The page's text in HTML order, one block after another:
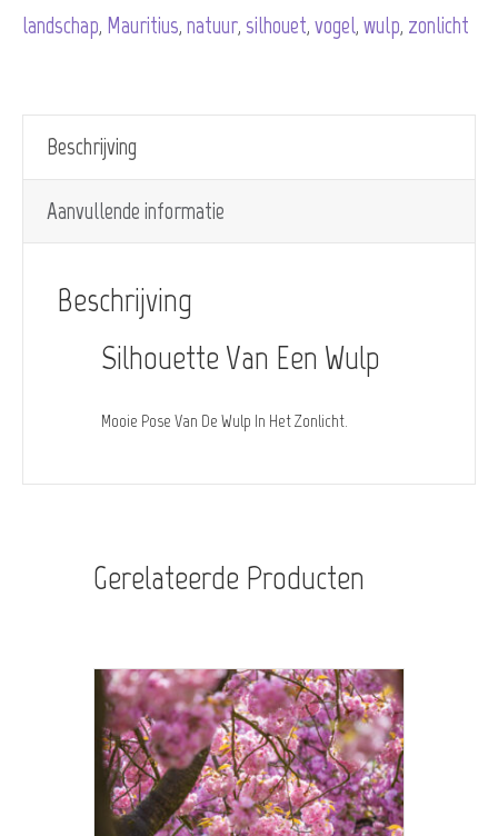
landschap, Mauritius, natuur, silhouet, vogel, wulp, zonlicht
Beschrijving
Aanvullende informatie
Beschrijving
Silhouette Van Een Wulp
Mooie Pose Van De Wulp In Het Zonlicht.
Gerelateerde Producten